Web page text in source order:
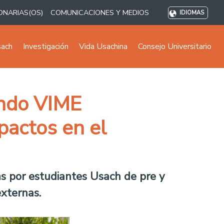
COMUNICACIONES Y MEDIOS IDIOMAS
Investigación Vida Usachina Consejo Universitario
VIME
en el
por estudiantes Usach de pre y